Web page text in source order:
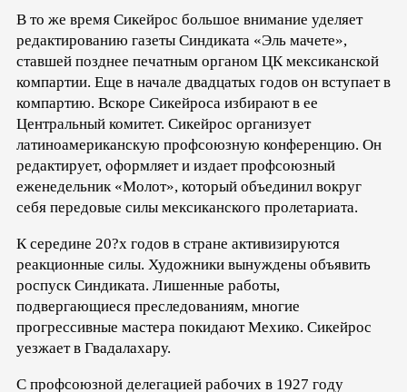
В то же время Сикейрос большое внимание уделяет
редактированию газеты Синдиката «Эль мачете»,
ставшей позднее печатным органом ЦК мексиканской
компартии. Еще в начале двадцатых годов он вступает в
компартию. Вскоре Сикейроса избирают в ее
Центральный комитет. Сикейрос организует
латиноамериканскую профсоюзную конференцию. Он
редактирует, оформляет и издает профсоюзный
еженедельник «Молот», который объединил вокруг
себя передовые силы мексиканского пролетариата.
К середине 20?х годов в стране активизируются
реакционные силы. Художники вынуждены объявить
роспуск Синдиката. Лишенные работы,
подвергающиеся преследованиям, многие
прогрессивные мастера покидают Мехико. Сикейрос
уезжает в Гвадалахару.
С профсоюзной делегацией рабочих в 1927 году